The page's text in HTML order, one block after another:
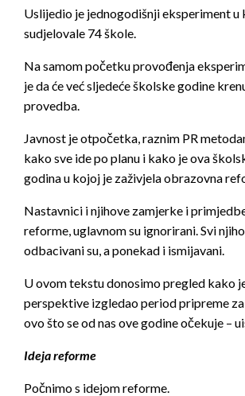
Uslijedio je jednogodišnji eksperiment u
sudjelovale 74 škole.
Na samom početku provođenja
je da će već sljedeće školske godine
provedba.
Javnost je otpočetka, raznim PR
kako sve ide po planu i kako je ova
godina u kojoj je zaživjela obrazovna
Nastavnici i njihove zamjerke i
reforme, uglavnom su ignorirani. Svi
odbacivani su, a ponekad i ismijavani.
U ovom tekstu donosimo pregled kako
perspektive izgledao period pripreme
ovo što se od nas ove godine očekuje –
Ideja reforme
Počnimo s idejom reforme.